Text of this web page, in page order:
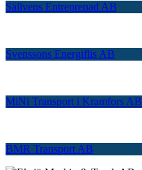
Sällvens Entreprenad AB
Svenssons Energiflis AB
MiNi Transport i Kramfors AB
BMR Transport AB